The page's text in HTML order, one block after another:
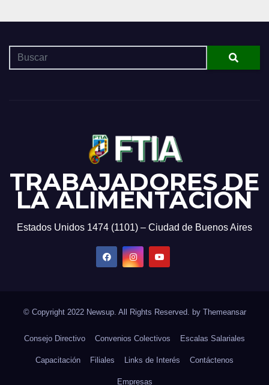
TRABAJADORES DE
LA ALIMENTACIÓN
Estados Unidos 1474 (1101) – Ciudad de Buenos Aires
© Copyright 2022 Newsup. All Rights Reserved. by Themeansar
Consejo Directivo Convenios Colectivos Escalas Salariales
Capacitación Filiales Links de Interés Contáctenos
Empresas